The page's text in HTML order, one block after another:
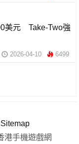
美元 Take-Two強
2026-04-10 6499
Sitemap
港手機遊戲網